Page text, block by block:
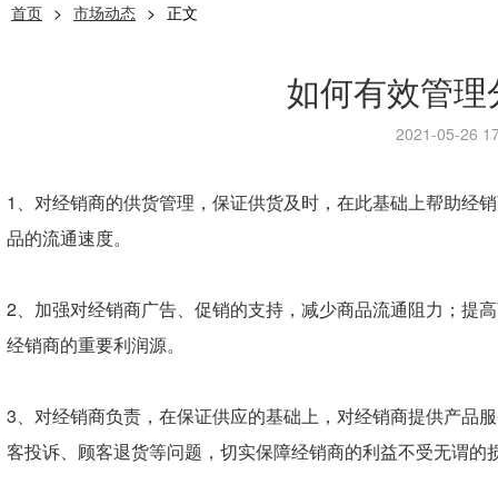
首页 > 市场动态 > 正文
如何有效管
2021-05-26
1、对经销商的供货管理，保证供货及时，在此基础上帮助经
品的流通速度。
2、加强对经销商广告、促销的支持，减少商品流通阻力；提
经销商的重要利润源。
3、对经销商负责，在保证供应的基础上，对经销商提供产品
客投诉、顾客退货等问题，切实保障经销商的利益不受无谓的